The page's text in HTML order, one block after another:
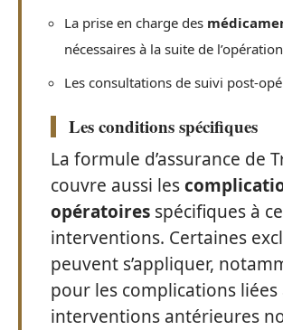
La prise en charge des
nécessaires à la suite de
Les consultations de suivi post-
Les conditions spécifiques
La formule d’assurance de
couvre aussi les
opératoires spécifiques à
interventions. Certaines
peuvent s’appliquer,
pour les complications liées
interventions antérieures